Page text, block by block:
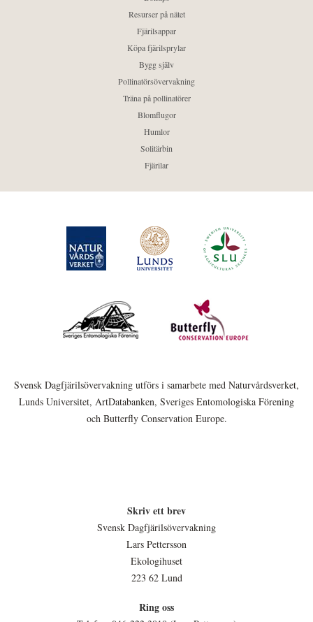
Resurser på nätet
Fjärilsappar
Köpa fjärilsprylar
Bygg själv
Pollinatörsövervakning
Träna på pollinatörer
Blomflugor
Humlor
Solitärbin
Fjärilar
Svensk Dagfjärilsövervakning utförs i samarbete med Naturvårdsverket,
Lunds Universitet, ArtDatabanken, Sveriges Entomologiska Förening
och Butterfly Conservation Europe.
Skriv ett brev
Svensk Dagfjärilsövervakning
Lars Pettersson
Ekologihuset
223 62 Lund
Ring oss